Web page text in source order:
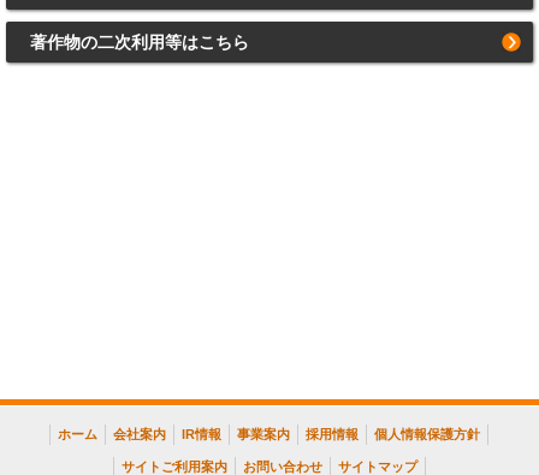
著作物の二次利用等はこちら
ホーム 会社案内 IR情報 事業案内 採用情報 個人情報保護方針
サイトご利用案内 お問い合わせ サイトマップ